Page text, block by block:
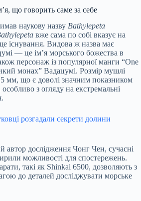
що говорить саме за себе
наукову назву Bathylepeta
вже сама по собі вказує на
існування. Видова ж назва має
— це ім’я морського божества в
персонаж із популярної манги “One
монах” Вадацумі. Розмір мушлі
мм, що є доволі значним показником
з огляду на екстремальні
розгадали секрети долини
автор дослідження Чонг Чен, сучасні
можливості для спостережень.
такі як Shinkai 6500, дозволяють з
до деталей досліджувати морське